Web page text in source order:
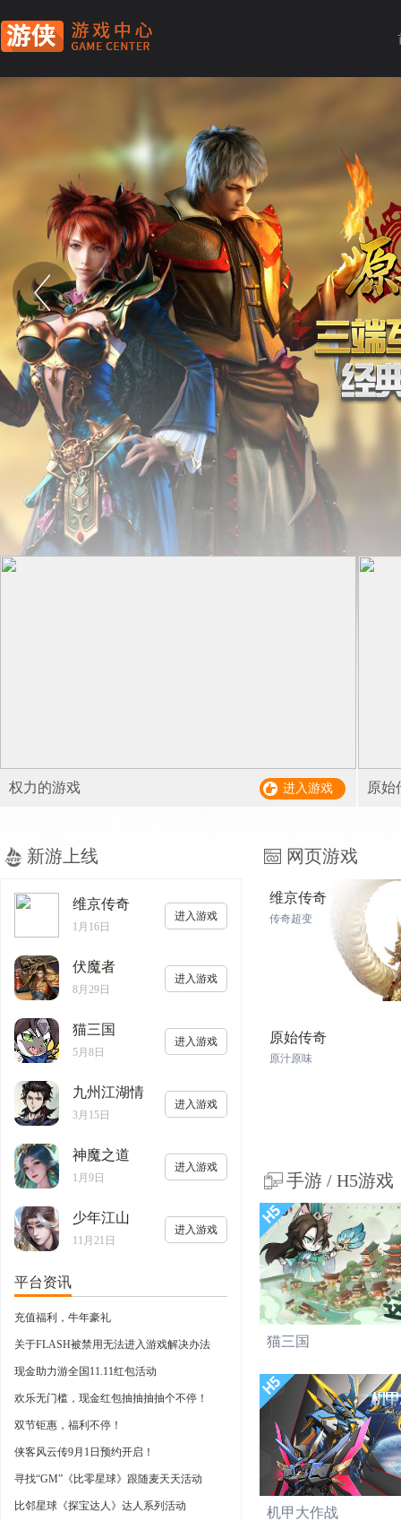
权力的游戏 进入游戏 原始
新游上线
维京传奇
1月16日
进入游戏
伏魔者
8月29日
进入游戏
猫三国
5月8日
进入游戏
九州江湖情
3月15日
进入游戏
神魔之道
1月9日
进入游戏
少年江山
11月21日
进入游戏
平台资讯
充值福利，牛年豪礼
关于FLASH被禁用无法进入游戏解决办法
现金助力游全国11.11红包活动
欢乐无门槛，现金红包抽抽抽抽个不停！
双节钜惠，福利不停！
侠客风云传9月1日预约开启！
寻找“GM”《比零星球》跟随麦天天活动
比邻星球《探宝达人》达人系列活动
网页游戏
维京传奇
传奇超变
原始传奇
原汁原味
手游 / H5游戏
猫三国
机甲大作战